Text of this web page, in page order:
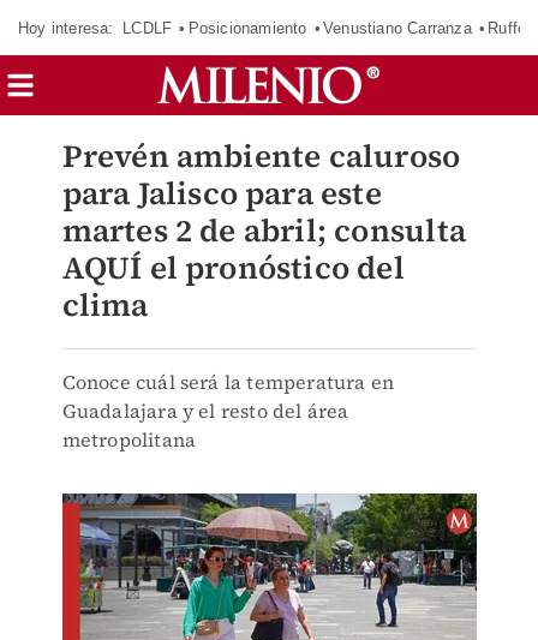
Hoy interesa: LCDLF Posicionamiento Venustiano Carranza Ruffo
Prevén ambiente caluroso
para Jalisco para este
martes 2 de abril; consulta
AQUÍ el pronóstico del
clima
Conoce cuál será la temperatura en
Guadalajara y el resto del área
metropolitana